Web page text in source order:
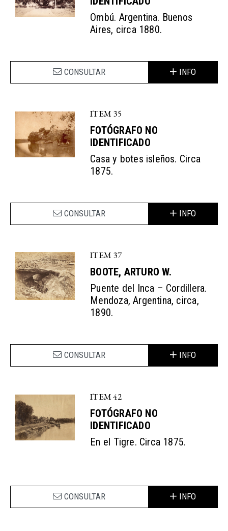
Ombú. Argentina. Buenos
Aires, circa 1880.
CONSULTAR INFO
ITEM 35
FOTÓGRAFO NO
IDENTIFICADO
Casa y botes isleños. Circa
1875.
CONSULTAR INFO
ITEM 37
BOOTE, ARTURO W.
Puente del Inca – Cordillera.
Mendoza, Argentina, circa,
1890.
CONSULTAR INFO
ITEM 42
FOTÓGRAFO NO
IDENTIFICADO
En el Tigre. Circa 1875.
CONSULTAR INFO